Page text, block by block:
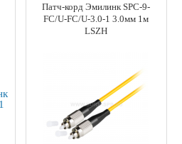
Патч-корд Эмилинк SPC-9-
FC/U-FC/U-3.0-1 3.0мм 1м
LSZH